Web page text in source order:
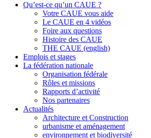
Qu’est-ce qu’un CAUE ?
Votre CAUE vous aide
Le CAUE en 4 vidéos
Foire aux questions
Histoire des CAUE
THE CAUE (english)
Emplois et stages
La fédération nationale
Organisation fédérale
Rôles et missions
Rapports d’activité
Nos partenaires
Actualités
Architecture et Construction
urbanisme et aménagement
environnement et biodiversité